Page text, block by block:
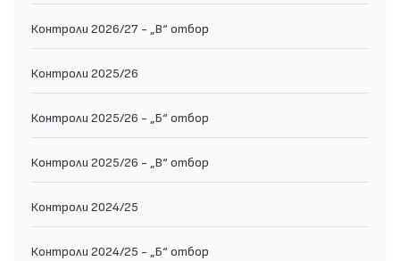
Контроли 2026/27 - „В“ отбор
Контроли 2025/26
Контроли 2025/26 - „Б“ отбор
Контроли 2025/26 - „В“ отбор
Контроли 2024/25
Контроли 2024/25 - „Б“ отбор